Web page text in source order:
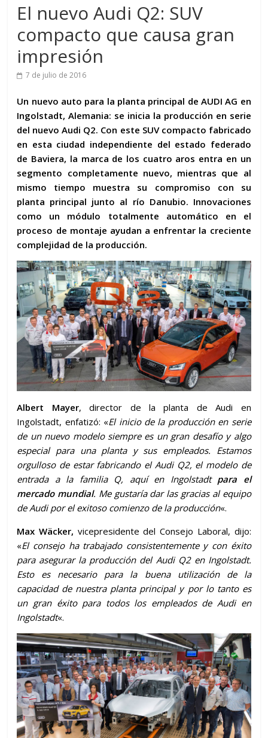
El nuevo Audi Q2: SUV
compacto que causa gran
impresión
7 de julio de 2016
Un nuevo auto para la planta principal de AUDI AG en
Ingolstadt,Alemania: se inicia la producción en serie
del nuevo Audi Q2. Con este SUV compacto fabricado
en esta ciudad independiente del estado federado
de Baviera, la marca de los cuatro aros entra en un
segmento completamente nuevo, mientras que al
mismo tiempo muestra su compromiso con su
planta principal junto al río Danubio. Innovaciones
como un módulo totalmente automático en el
proceso de montaje ayudan a enfrentar la creciente
complejidad de la producción.
Albert Mayer, director de la planta de Audi en
Ingolstadt, enfatizó: «El inicio de la producción en serie
de un nuevo modelo siempre es un gran desafío y algo
especial para una planta y sus empleados. Estamos
orgulloso de estar fabricando el Audi Q2, el modelo de
entrada a la familia Q, aquí en Ingolstadt para el
mercado mundial. Me gustaría dar las gracias al equipo
de Audi por el exitoso comienzo de la producción«.
Max Wäcker, vicepresidente del Consejo Laboral, dijo:
«El consejo ha trabajado consistentemente y con éxito
para asegurar la producción del Audi Q2 en Ingolstadt.
Esto es necesario para la buena utilización de la
capacidad de nuestra planta principal y por lo tanto es
un gran éxito para todos los empleados de Audi en
Ingolstadt«.